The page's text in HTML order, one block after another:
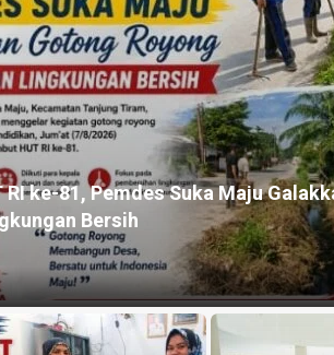
HEADLINE
Mahasiswa Desak Polda
Lahan Sawit, Serahkan
10 hours ago